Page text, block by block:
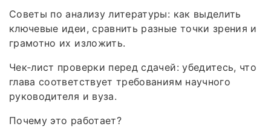
Советы по анализу литературы: как выделить
ключевые идеи, сравнить разные точки зрения и
грамотно их изложить.
Чек‑лист проверки перед сдачей: убедитесь, что
глава соответствует требованиям научного
руководителя и вуза.
Почему это работает?